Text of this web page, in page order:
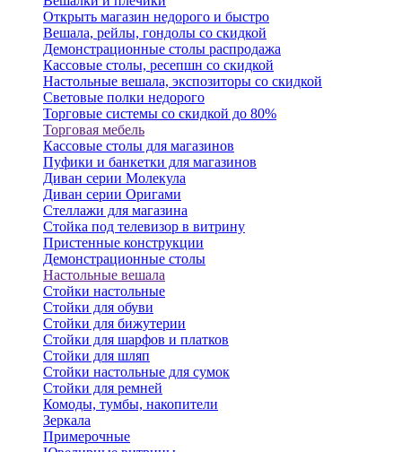
Открыть магазин недорого и быстро
Вешала, рейлы, гондолы со скидкой
Демонстрационные столы распродажа
Кассовые столы, ресепшн со скидкой
Настольные вешала, экспозиторы со скидкой
Световые полки недорого
Торговые системы со скидкой до 80%
Торговая мебель
Кассовые столы для магазинов
Пуфики и банкетки для магазинов
Диван серии Молекула
Диван серии Оригами
Стеллажи для магазина
Стойка под телевизор в витрину
Пристенные конструкции
Демонстрационные столы
Настольные вешала
Стойки настольные
Стойки для обуви
Стойки для бижутерии
Стойки для шарфов и платков
Стойки для шляп
Стойки настольные для сумок
Стойки для ремней
Комоды, тумбы, накопители
Зеркала
Примерочные